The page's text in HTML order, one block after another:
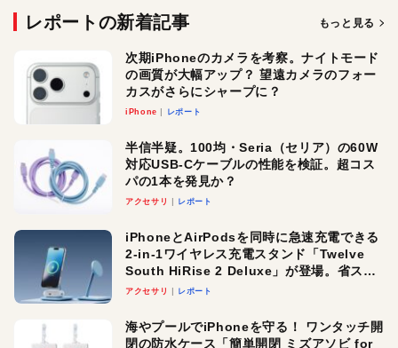
レポートの新着記事 もっと見る
次期iPhoneのカメラを考察。ナイトモード
の画質が大幅アップ？ 望遠カメラのフォー
カスがさらにシャープに？
iPhone レポート
半信半疑。100均・Seria（セリア）の60W
対応USB-Cケーブルの性能を検証。超コス
パの1本を発見か？
アクセサリ レポート
iPhoneとAirPodsを同時に急速充電できる
2-in-1ワイヤレス充電スタンド「Twelve
South HiRise 2 Deluxe」が登場。省スペ
ースでおしゃれに充電したい人にオスス
アクセサリ レポート
海やプールでiPhoneを守る！ ワンタッチ開
閉の防水ケース「簡単開閉 ミズアソビ for